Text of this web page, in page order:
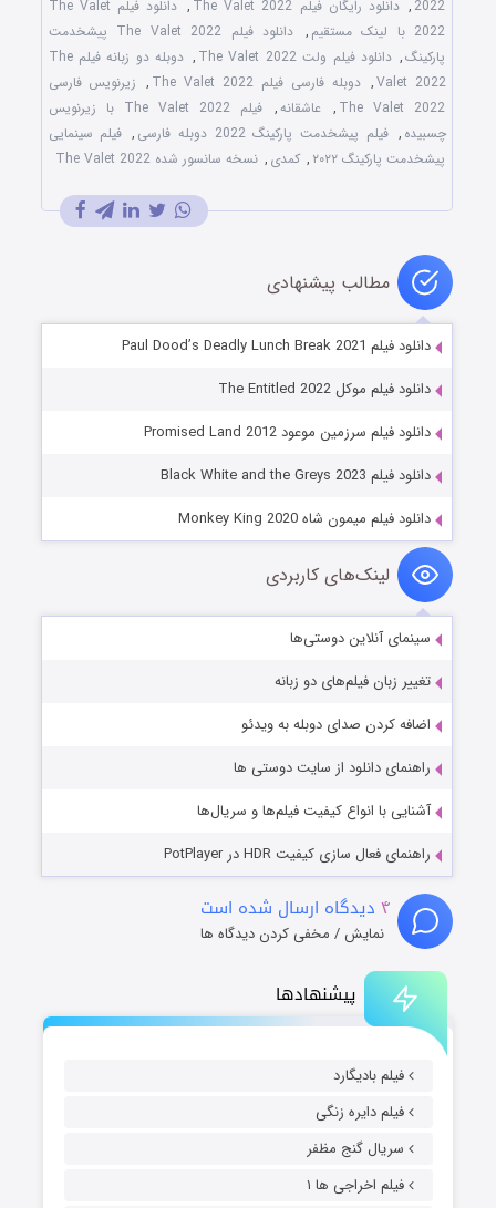
پیشنهادها
فیلم بادیگارد
فیلم دایره زنگی
سریال گنج مظفر
فیلم اخراجی ها ۱
2022
, دانلود رایگان فیلم The Valet 2022 ,
دانلود فیلم The Valet
2022 با لینک مستقیم
,
دانلود فیلم The Valet 2022 پیشخدمت
پارکینگ, دانلود فیلم ولت The Valet 2022 ,
دوبله دو زبانه فیلم The
Valet 2022
, دوبله فارسی فیلم The Valet 2022 , زیرنویس فارسی
The Valet 2022
, عاشقانه,
فیلم The Valet 2022 با زیرنویس
چسبیده , فیلم پیشخدمت پارکینگ 2022 دوبله فارسی , فیلم سینمایی
پیشخدمت پارکینگ ۲۰۲۲
, کمدی , نسخه سانسور شده The Valet 2022
مطالب پیشنهادی
دانلود فیلم Paul Dood’s Deadly Lunch Break 2021
دانلود فیلم موکل The Entitled 2022
دانلود فیلم سرزمین موعود Promised Land 2012
دانلود فیلم Black White and the Greys 2023
دانلود فیلم میمون شاه Monkey King 2020
لینک‌های کاربردی
سینمای آنلاین دوستی‌ها
تغییر زبان فیلم‌های دو زبانه
اضافه کردن صدای دوبله به ویدئو
راهنمای دانلود از سایت دوستی ها
آشنایی با انواع کیفیت فیلم‌ها و سریال‌ها
راهنمای فعال سازی کیفیت HDR در PotPlayer
۴ دیدگاه ارسال شده است
نمایش / مخفی کردن دیدگاه ها